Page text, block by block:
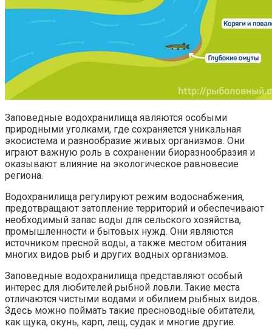
Заповедные водохранилища являются особыми
природными уголками, где сохраняется уникальная
экосистема и разнообразие живых организмов. Они
играют важную роль в сохранении биоразнообразия и
оказывают влияние на экологическое равновесие
региона.
Водохранилища регулируют режим водоснабжения,
предотвращают затопление территорий и обеспечивают
необходимый запас воды для сельского хозяйства,
промышленности и бытовых нужд. Они являются
источником пресной воды, а также местом обитания
многих видов рыб и других водных организмов.
Заповедные водохранилища представляют особый
интерес для любителей рыбной ловли. Такие места
отличаются чистыми водами и обилием рыбных видов.
Здесь можно поймать такие пресноводные обитатели,
как щука, окунь, карп, лещ, судак и многие другие.